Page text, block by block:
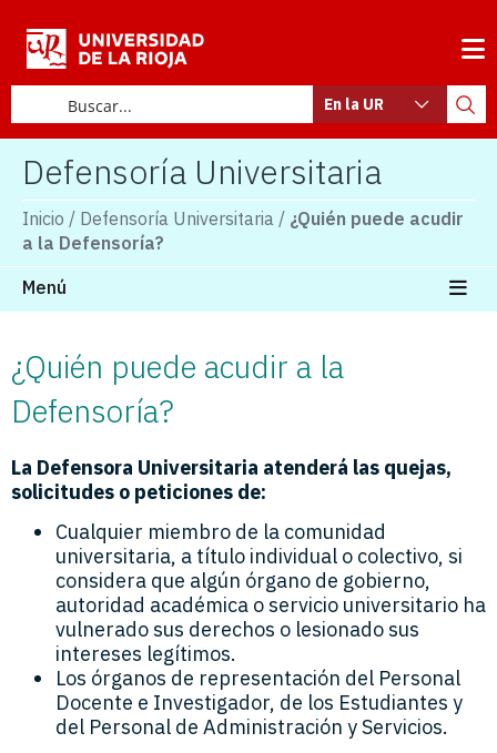
En la UR
Defensoría Universitaria
Inicio / Defensoría Universitaria / ¿Quién puede acudir
a la Defensoría?
Menú
¿Quién puede acudir a la
Defensoría?
La Defensora Universitaria atenderá las quejas,
solicitudes o peticiones de:
Cualquier miembro de la comunidad
universitaria, a título individual o colectivo, si
considera que algún órgano de gobierno,
autoridad académica o servicio universitario ha
vulnerado sus derechos o lesionado sus
intereses legítimos.
Los órganos de representación del Personal
Docente e Investigador, de los Estudiantes y
del Personal de Administración y Servicios.